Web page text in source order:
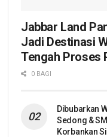
Jabbar Land
Jadi Destinasi
Tengah Proses
0 BAGI
Dibubarkan
Sedong &
Korbankan